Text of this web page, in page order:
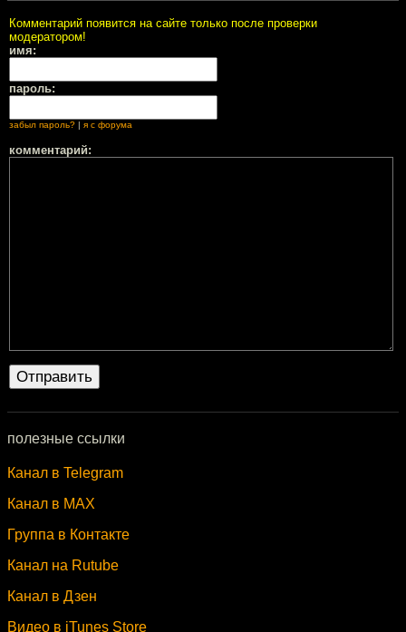
Комментарий появится на сайте только после проверки
модератором!
имя:
пароль:
забыл пароль? | я с форума
комментарий:
полезные ссылки
Канал в Telegram
Канал в MAX
Группа в Контакте
Канал на Rutube
Канал в Дзен
Видео в iTunes Store